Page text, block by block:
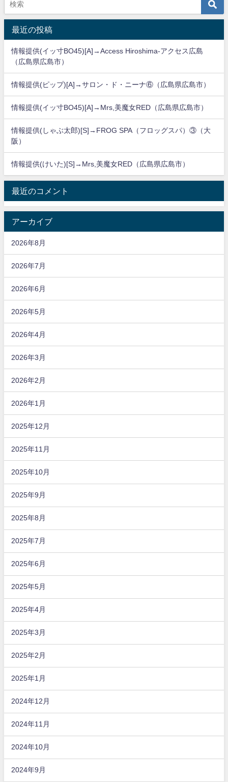
最近の投稿
情報提供(イッ寸BO45)[A]→Access Hiroshima-アクセス広島
（広島県広島市）
情報提供(ピップ)[A]→サロン・ド・ニーナ⑥（広島県広島市）
情報提供(イッ寸BO45)[A]→Mrs,美魔女RED（広島県広島市）
情報提供(しゃぶ太郎)[S]→FROG SPA（フロッグスパ）③（大
阪）
情報提供(けいた)[S]→Mrs,美魔女RED（広島県広島市）
最近のコメント
アーカイブ
2026年8月
2026年7月
2026年6月
2026年5月
2026年4月
2026年3月
2026年2月
2026年1月
2025年12月
2025年11月
2025年10月
2025年9月
2025年8月
2025年7月
2025年6月
2025年5月
2025年4月
2025年3月
2025年2月
2025年1月
2024年12月
2024年11月
2024年10月
2024年9月